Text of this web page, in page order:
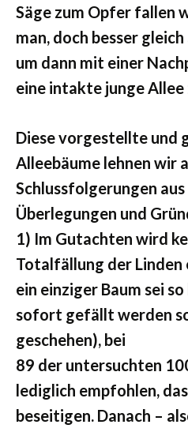
Säge zum Opfer fallen
man, doch besser
um dann mit einer
eine intakte junge
Diese vorgestellte und
Alleebäume lehnen wir
Schlussfolgerungen
Überlegungen und
1) Im Gutachten wird
Totalfällung der Linden
ein einziger Baum sei
sofort gefällt werden
geschehen), bei
89 der untersuchten
lediglich empfohlen,
beseitigen. Danach –